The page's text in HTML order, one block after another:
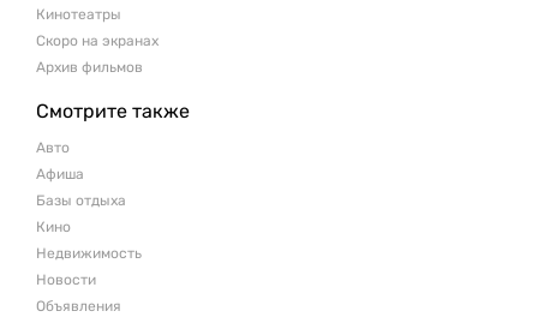
Кинотеатры
Скоро на экранах
Архив фильмов
Смотрите также
Авто
Афиша
Базы отдыха
Кино
Недвижимость
Новости
Объявления